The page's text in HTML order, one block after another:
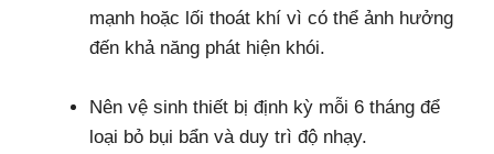
mạnh hoặc lối thoát khí vì có thể ảnh hưởng
đến khả năng phát hiện khói.
Nên vệ sinh thiết bị định kỳ mỗi 6 tháng để
loại bỏ bụi bẩn và duy trì độ nhạy.